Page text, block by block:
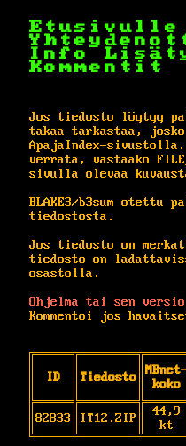
Etusivulle
Info
Kommentit
Jos tiedosto löytyy
takaa tarkastaa,
ApajaIndex-
verrata, vastaako
sivulla olevaa
BLAKE3/b3sum otettu
tiedostosta.
Jos tiedosto on
tiedosto on
osastolla.
Ohjelma tai sen
Kommentoi jos
ID Tiedosto
koko
82833
IT12.ZIP
44,9
kt